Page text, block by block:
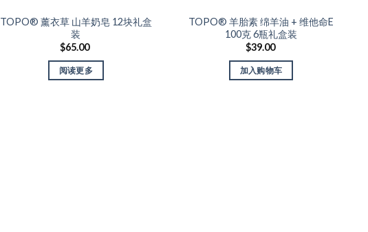
Add to Wishlist
TOPO® 薰衣草 山羊奶皂 12块礼盒
装
$65.00
阅读更多
Add to Wishlist
TOPO® 羊胎素 绵羊油 + 维他命E
100克 6瓶礼盒装
$39.00
加入购物车